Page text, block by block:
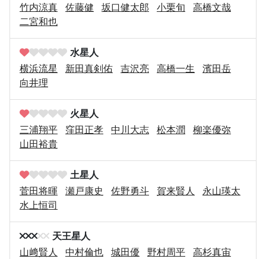
竹内涼真
佐藤健 坂口健太郎 小栗旬
高橋文哉
二宮和也
水星人
横浜流星
新田真剣佑 吉沢亮 高橋一生
濱田岳
向井理
火星人
三浦翔平
窪田正孝 中川大志 松本潤
柳楽優弥
山田裕貴
土星人
菅田将暉
瀬戸康史 佐野勇斗 賀来賢人
永山瑛太
水上恒司
天王星人
山﨑賢人
中村倫也 城田優 野村周平
高杉真宙